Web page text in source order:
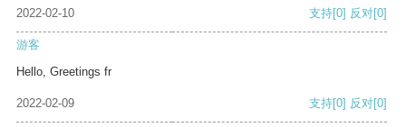
2022-02-10 支持[0] 反对[0]
游客
Hello, Greetings fr
2022-02-09 支持[0] 反对[0]